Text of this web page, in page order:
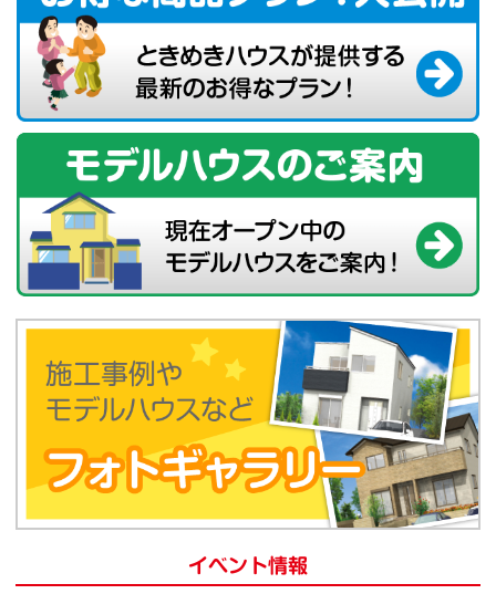
イベント情報